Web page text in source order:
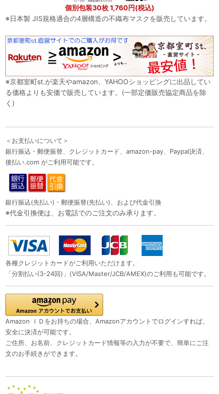
個別包装30枚 1,760円(税込)
※日本製 JIS規格適合の4層構造の不織布マスクを販売しています。
※京都室町st.が楽天やamazon、YAHOOショッピングに出品してい
る価格よりも安価で販売しています。(一部定価販売協定商品を除
く)
＜お支払いについて＞
銀行振込・郵便振替、クレジットカード、amazon-pay、Paypal決済、
後払い.com がご利用可能です。
銀行振込(先払い)・郵便振替(先払い)、および代金引換
※代金引換便は、お電話でのご注文のみ承ります。
各種クレジットカードがご利用いただけます。
「分割払い(3-24回)」(VISA/Master/JCB/AMEX)のご利用も可能です。
Amazon ＩＤをお持ちの場合、Amazonアカウントでログインすれば、
安全に決済が可能です。
ご住所、お名前、クレジットカード情報等の入力が不要で、簡単にご注
文のお手続きができます。